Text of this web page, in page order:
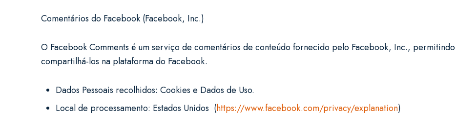
Comentários do Facebook (Facebook, Inc.)
O Facebook Comments é um serviço de comentários de conteúdo fornecido pelo Facebook, Inc.,
compartilhá-los na plataforma do Facebook.
Dados Pessoais recolhidos: Cookies e Dados de Uso.
Local de processamento: Estados Unidos (https://www.facebook.com/privacy/explanation)